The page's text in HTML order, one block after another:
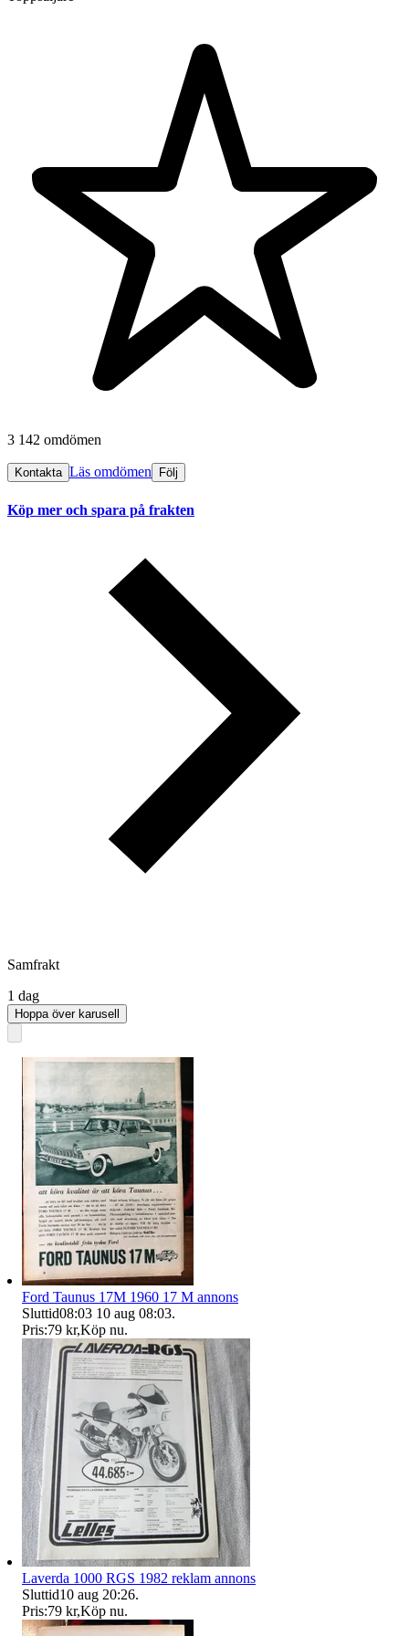
3 142 omdömen
Kontakta Läs omdömen Följ
Köp mer och spara på frakten
Samfrakt
1 dag
Hoppa över karusell
Ford Taunus 17M 1960 17 M annons
Sluttid08:03 10 aug 08:03.
Pris:79 kr,Köp nu.
Laverda 1000 RGS 1982 reklam annons
Sluttid10 aug 20:26.
Pris:79 kr,Köp nu.